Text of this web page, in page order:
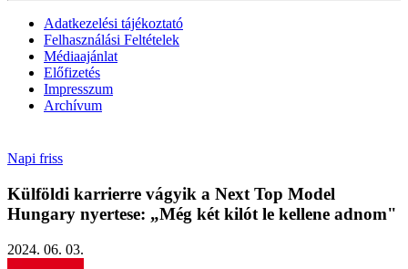
Adatkezelési tájékoztató
Felhasználási Feltételek
Médiaajánlat
Előfizetés
Impresszum
Archívum
Napi friss
Külföldi karrierre vágyik a Next Top Model
Hungary nyertese: „Még két kilót le kellene adnom"
2024. 06. 03.